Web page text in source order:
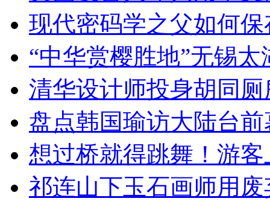
现代密码学之父如何
“中华赏樱胜地”无锡
清华设计师投身胡同
盘点韩国瑜访大陆台
想过桥就得跳舞！游客
祁连山下玉石画师用